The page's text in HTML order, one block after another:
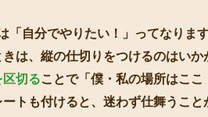
「自分でやりたい！」ってなります
は、縦の仕切りをつけるのはいか
区切ることで「僕・私の場所はここ
トも付けると、迷わず仕舞うこと